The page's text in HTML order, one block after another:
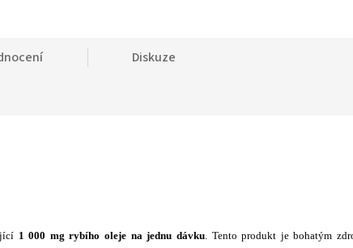
Diskuze
1 000 mg rybího oleje na jednu dávku. Tento produkt je bohatým